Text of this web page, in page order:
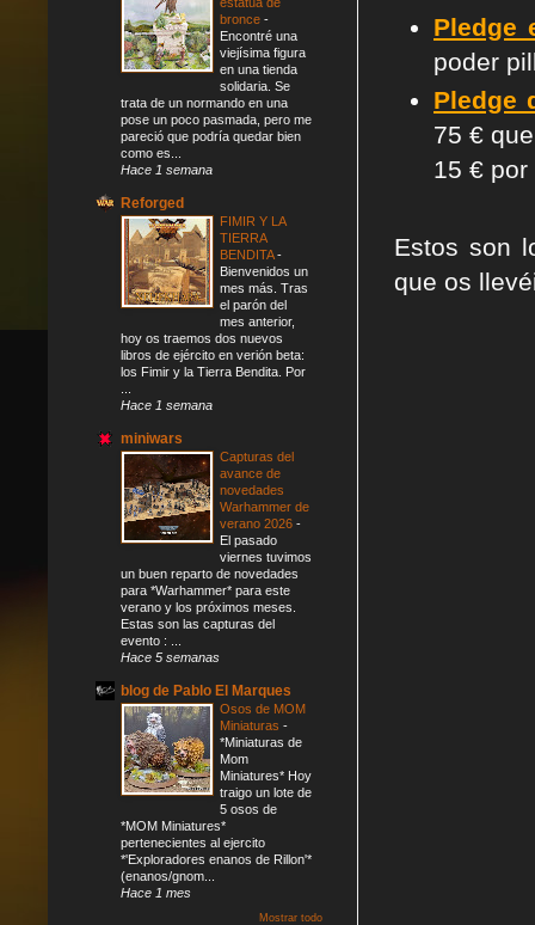
Pledge
poder
Pledge
75 €
15 €
Estos son
que os
bronce -
Encontré una
viejísima figura
en una tienda
solidaria. Se
trata de un normando en una
pose un poco pasmada, pero me
pareció que podría quedar bien
como es...
Hace 1 semana
Reforged
FIMIR Y LA
TIERRA
BENDITA-
Bienvenidos un
mes más. Tras
el parón del
mes anterior,
hoy os traemos dos nuevos
libros de ejército en verión beta:
los Fimir y la Tierra Bendita. Por
Hace 1 semana
miniwars
Capturas del
avance de
novedades
Warhammer de
verano 2026 -
El pasado
viernes tuvimos
un buen reparto de novedades
para *Warhammer* para este
verano y los próximos meses.
Estas son las capturas del
evento : ...
Hace 5 semanas
blog de Pablo El Marques
Osos de MOM
Miniaturas -
*Miniaturas de
Mom
Miniatures* Hoy
traigo un lote de
5 osos de
*MOM Miniatures*
pertenecientes al ejercito
*'Exploradores enanos de Rillon'*
(enanos/gnom...
Hace 1 mes
Mostrar todo